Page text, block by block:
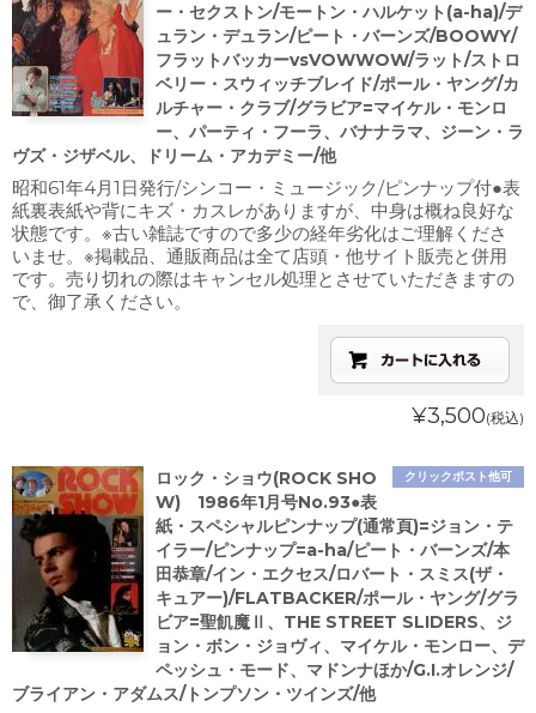
ー・セクストン/モートン・ハルケット(a-ha)/デ
ュラン・デュラン/ピート・バーンズ/BOOWY/
フラットバッカーvsVOWWOW/ラット/ストロ
ベリー・スウィッチブレイド/ポール・ヤング/カ
ルチャー・クラブ/グラビア=マイケル・モンロ
ー、パーティ・フーラ、バナナラマ、ジーン・ラ
ヴズ・ジザベル、ドリーム・アカデミー/他
昭和61年4月1日発行/シンコー・ミュージック/ピンナップ付●表
紙裏表紙や背にキズ・カスレがありますが、中身は概ね良好な
状態です。※古い雑誌ですので多少の経年劣化はご理解くださ
いませ。※掲載品、通販商品は全て店頭・他サイト販売と併用
です。売り切れの際はキャンセル処理とさせていただきますの
で、御了承ください。
¥3,500(税込)
クリックポスト他可
ロック・ショウ(ROCK SHO
W) 1986年1月号No.93●表
紙・スペシャルピンナップ(通常頁)=ジョン・テ
イラー/ピンナップ=a-ha/ピート・バーンズ/本
田恭章/イン・エクセス/ロバート・スミス(ザ・
キュアー)/FLATBACKER/ポール・ヤング/グラ
ビア=聖飢魔Ⅱ、THE STREET SLIDERS、ジ
ョン・ボン・ジョヴィ、マイケル・モンロー、デ
ペッシュ・モード、マドンナほか/G.I.オレンジ/
ブライアン・アダムス/トンプソン・ツインズ/他